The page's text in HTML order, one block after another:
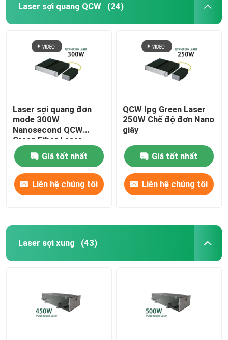
Laser sợi quang QCW (24)
Laser sợi quang đơn
mode 300W
Nanosecond QCW
Green Fiber Laser
Giá tốt nhất
Liên hệ chúng tôi
QCW Ipg Green Laser
250W Chế độ đơn Nano
giây
Giá tốt nhất
Liên hệ chúng tôi
Laser sợi xung (43)